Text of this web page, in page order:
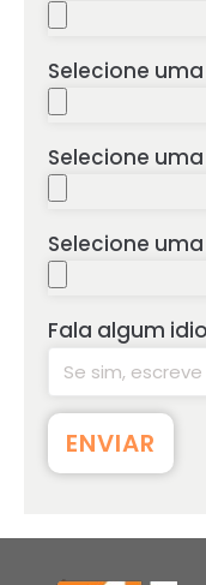
Selecione
Selecione
Selecione
Fala algum